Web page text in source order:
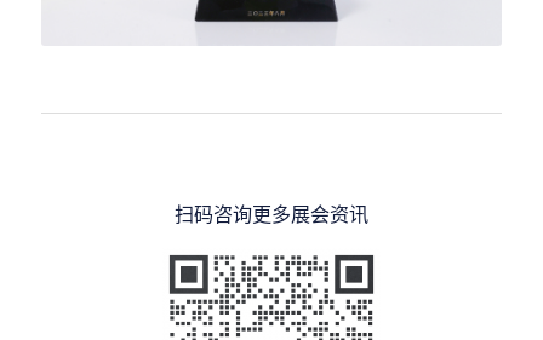
扫码咨询更多展会资讯